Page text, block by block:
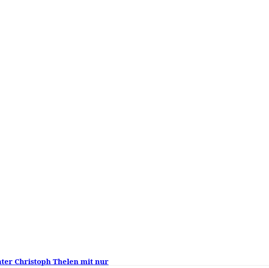
Christoph Thelen mit nur